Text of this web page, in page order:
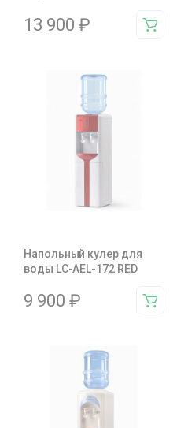
13 900 ₽
Напольный кулер для
воды LC-AEL-172 RED
9 900 ₽